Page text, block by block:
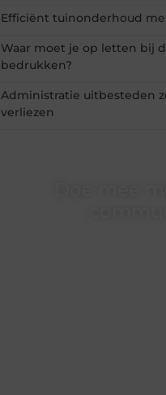
Efficiënt tuinonderhoud
Waar moet je op letten bij
bedrukken?
Administratie uitbesteden
verliezen